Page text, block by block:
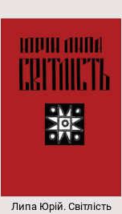
Липа Юрій. Світлість